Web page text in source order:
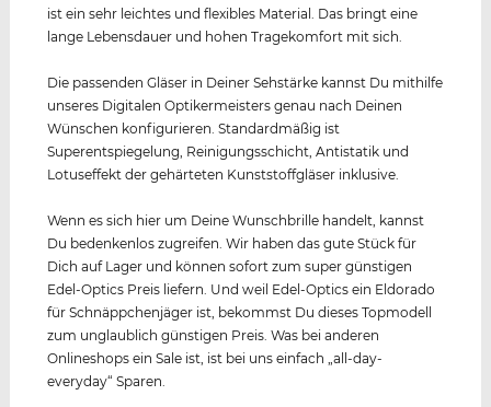
ist ein sehr leichtes und flexibles Material. Das bringt eine
lange Lebensdauer und hohen Tragekomfort mit sich.
Die passenden Gläser in Deiner Sehstärke kannst Du mithilfe
unseres Digitalen Optikermeisters genau nach Deinen
Wünschen konfigurieren. Standardmäßig ist
Superentspiegelung, Reinigungsschicht, Antistatik und
Lotuseffekt der gehärteten Kunststoffgläser inklusive.
Wenn es sich hier um Deine Wunschbrille handelt, kannst
Du bedenkenlos zugreifen. Wir haben das gute Stück für
Dich auf Lager und können sofort zum super günstigen
Edel-Optics Preis liefern. Und weil Edel-Optics ein Eldorado
für Schnäppchenjäger ist, bekommst Du dieses Topmodell
zum unglaublich günstigen Preis. Was bei anderen
Onlineshops ein Sale ist, ist bei uns einfach „all-day-
everyday“ Sparen.